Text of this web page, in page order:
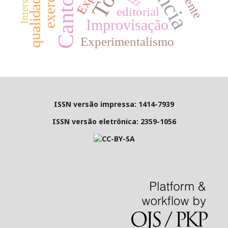
Improvisação
editorial
Experimentalismo
ISSN versão impressa: 1414-7939
ISSN versão eletrônica: 2359-1056